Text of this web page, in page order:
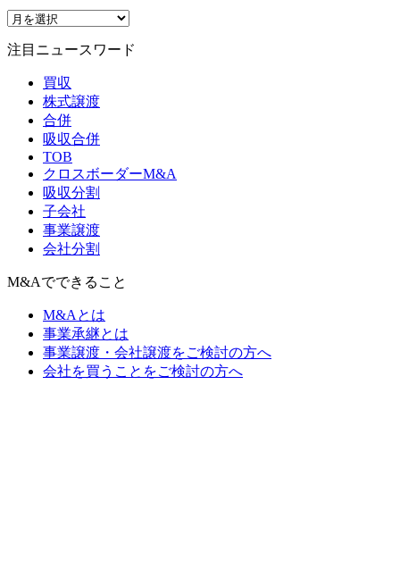
注目ニュースワード
買収
株式譲渡
合併
吸収合併
TOB
クロスボーダーM&A
吸収分割
子会社
事業譲渡
会社分割
M&Aでできること
M&Aとは
事業承継とは
事業譲渡・会社譲渡をご検討の方へ
会社を買うことをご検討の方へ